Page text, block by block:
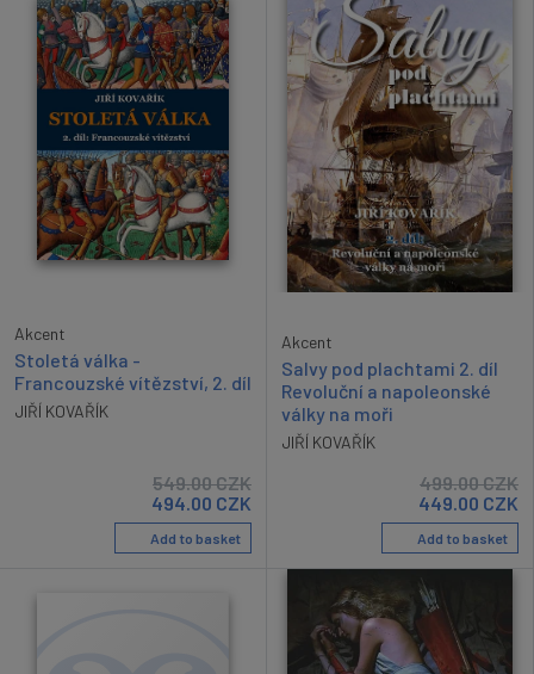
Akcent
Stoletá válka -
Francouzské vítězství, 2. díl
JIŘÍ KOVAŘÍK
549.00CZK
494.00 CZK
Add to basket
Akcent
Salvy pod plachtami 2. díl
Revoluční a napoleonské
války na moři
JIŘÍ KOVAŘÍK
499.00CZK
449.00 CZK
Add to basket